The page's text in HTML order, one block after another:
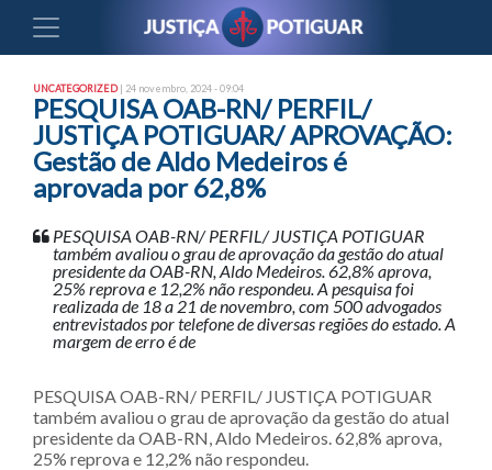
UNCATEGORIZED| 24 novembro, 2024 - 09:04
PESQUISA OAB-RN/ PERFIL/
JUSTIÇA POTIGUAR/ APROVAÇÃO:
Gestão de Aldo Medeiros é
aprovada por 62,8%
PESQUISA OAB-RN/ PERFIL/ JUSTIÇA POTIGUAR
também avaliou o grau de aprovação da gestão do atual
presidente da OAB-RN, Aldo Medeiros. 62,8% aprova,
25% reprova e 12,2% não respondeu. A pesquisa foi
realizada de 18 a 21 de novembro, com 500 advogados
entrevistados por telefone de diversas regiões do estado. A
margem de erro é de
PESQUISA OAB-RN/ PERFIL/ JUSTIÇA POTIGUAR
também avaliou o grau de aprovação da gestão do atual
presidente da OAB-RN, Aldo Medeiros. 62,8% aprova,
25% reprova e 12,2% não respondeu.